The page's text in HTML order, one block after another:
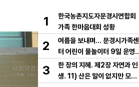
1
한국농촌지도자문경시연합회
가족 한마음대회 성황
2
여름을 보내며… 문경시가족센
터 어린이 물놀이터 9일 운영
마무리
3
한 장의 지혜. 제2장 자연과 인
생. 11) 산은 말이 없지만 모든